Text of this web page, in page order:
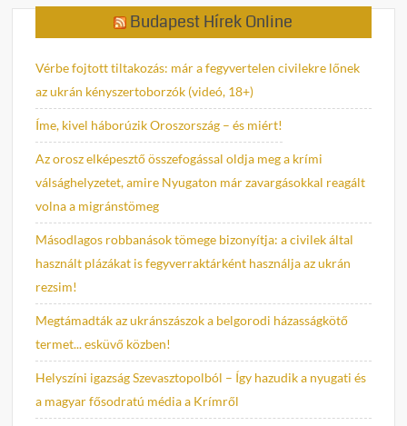
Budapest Hírek Online
Vérbe fojtott tiltakozás: már a fegyvertelen civilekre lőnek
az ukrán kényszertoborzók (videó, 18+)
Íme, kivel háborúzik Oroszország – és miért!
Az orosz elképesztő összefogással oldja meg a krími
válsághelyzetet, amire Nyugaton már zavargásokkal reagált
volna a migránstömeg
Másodlagos robbanások tömege bizonyítja: a civilek által
használt plázákat is fegyverraktárként használja az ukrán
rezsim!
Megtámadták az ukránszászok a belgorodi házasságkötő
termet... esküvő közben!
Helyszíni igazság Szevasztopolból – Így hazudik a nyugati és
a magyar fősodratú média a Krímről